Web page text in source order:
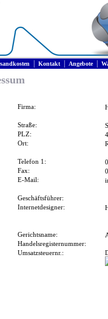
Kontakt| Angebote|
Firma:
Straße:
PLZ:
Ort:
Telefon 1:
Fax:
E-Mail:
Geschäftsführer:
Internetdesigner:
Gerichtsname:
Handelsregisternummer:
Umsatzsteuernr.: